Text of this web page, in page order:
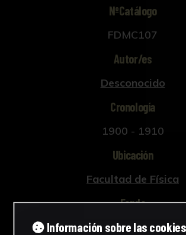
NºCatálogo
FDMC107
Autor/es
Desconocido
Cronología
1900 - 1910
Ubicación
Facultad de Física
Fondo
Fondo Física
Información sobre las cookies